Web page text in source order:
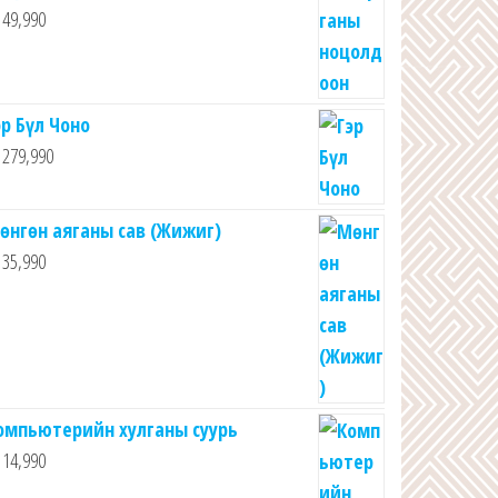
49,990
Бүл Чоно
279,990
аяганы сав (Жижиг)
35,990
хулганы суурь
14,990